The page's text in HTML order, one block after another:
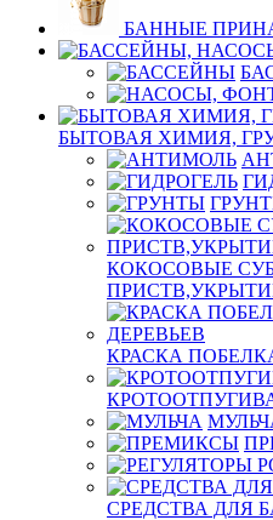
БАННЫЕ
БЫТОВАЯ ХИМИЯ,
КОКОСОВЫЕ
КРАСКА
СРЕДСТВА ДЛЯ